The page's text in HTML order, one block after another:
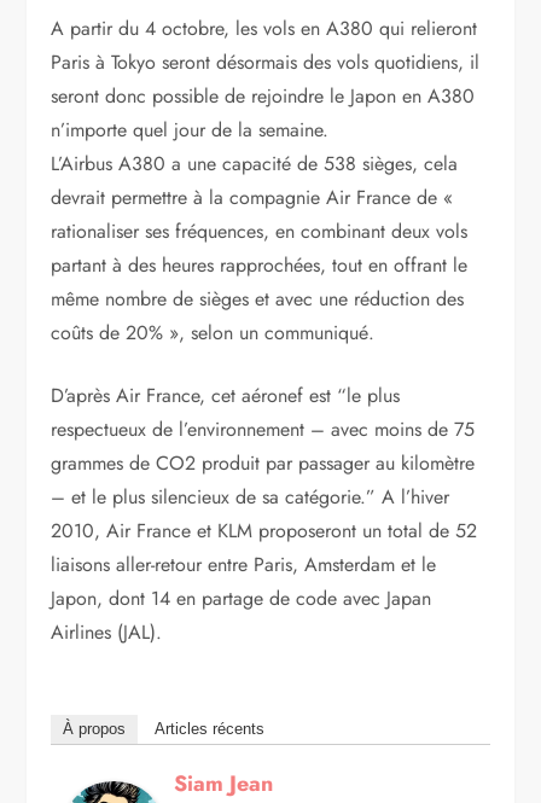
A partir du 4 octobre, les vols en A380 qui relieront
Paris à Tokyo seront désormais des vols quotidiens, il
seront donc possible de rejoindre le Japon en A380
n’importe quel jour de la semaine.
L’Airbus A380 a une capacité de 538 sièges, cela
devrait permettre à la compagnie Air France de «
rationaliser ses fréquences, en combinant deux vols
partant à des heures rapprochées, tout en offrant le
même nombre de sièges et avec une réduction des
coûts de 20% », selon un communiqué.
D’après Air France, cet aéronef est “le plus
respectueux de l’environnement – avec moins de 75
grammes de CO2 produit par passager au kilomètre
– et le plus silencieux de sa catégorie.” A l’hiver
2010, Air France et KLM proposeront un total de 52
liaisons aller-retour entre Paris, Amsterdam et le
Japon, dont 14 en partage de code avec Japan
Airlines (JAL).
À propos Articles récents
Siam Jean